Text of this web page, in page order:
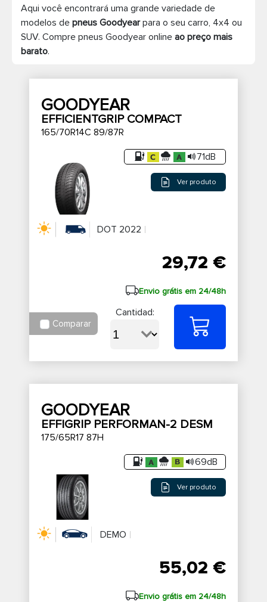
Pneus de caminhão
Aqui você encontrará uma grande variedade de
modelos de pneus Goodyearpara o seu carro, 4x4 ou
SUV. Compre pneus Goodyear online ao preço mais
barato.
GOODYEAR
EFFICIENTGRIP COMPACT
165/70R14C 89/87R
71dB
Ver produto
DOT 2022
29,72 €
Envio grátis em 24/48h
Comparar
Cantidad:
GOODYEAR
EFFIGRIP PERFORMAN-2 DESM
175/65R17 87H
69dB
Ver produto
DEMO
55,02 €
Envio grátis em 24/48h